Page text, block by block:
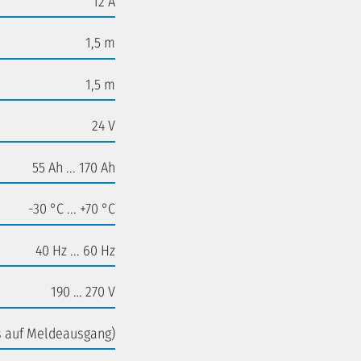
1,5 m
1,5 m
24 V
55 Ah ... 170 Ah
-30 °C ... +70 °C
40 Hz ... 60 Hz
190 … 270 V
auf Meldeausgang)